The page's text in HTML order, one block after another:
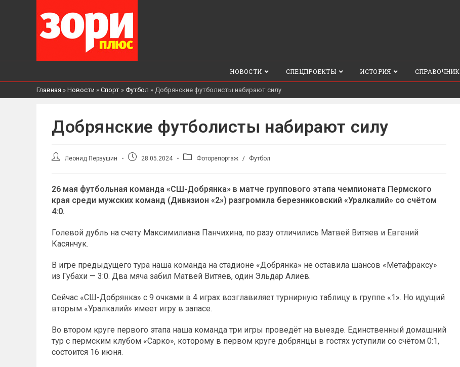
НОВОСТИ СПЕЦПРОЕКТЫ ИСТОРИЯ СПРАВОЧНИК
Главная » Новости » Спорт » Футбол » Добрянские футболисты набирают силу
Добрянские футболисты набирают силу
АвторЛеонид Первушин
Запись28.05.2024
РубрикаФоторепортаж / Футбол
26 мая футбольная команда «СШ-Добрянка» в матче группового этапа чемпионата Пермского
края среди мужских команд (Дивизион «2») разгромила березниковский «Уралкалий» со счётом
4:0.
Голевой дубль на счету Максимилиана Панчихина, по разу отличились Матвей Витяев и Евгений
Касянчук.
В игре предыдущего тура наша команда на стадионе «Добрянка» не оставила шансов «Метафраксу»
из Губахи — 3:0. Два мяча забил Матвей Витяев, один Эльдар Алиев.
Сейчас «СШ-Добрянка» с 9 очками в 4 играх возглавиляет турнирную таблицу в группе «1». Но идущий
вторым «Уралкалий» имеет игру в запасе.
Во втором круге первого этапа наша команда три игры проведёт на выезде. Единственный домашний
тур с пермским клубом «Сарко», которому в первом круге добрянцы в гостях уступили со счётом 0:1,
состоится 16 июня.